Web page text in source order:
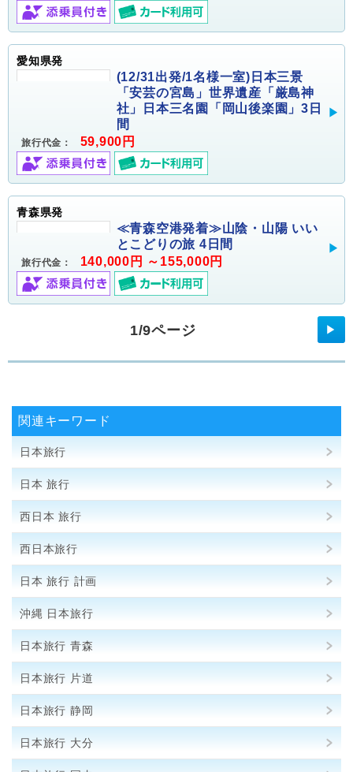
愛知県発
(12/31出発/1名様一室)日本三景
「安芸の宮島」世界遺産「厳島神
社」日本三名園「岡山後楽園」3日
間
旅行代金： 59,900円
青森県発
≪青森空港発着≫山陰・山陽 いい
とこどりの旅 4日間
旅行代金： 140,000円 ～155,000円
1/9ページ ▶
関連キーワード
日本旅行
日本 旅行
西日本 旅行
西日本旅行
日本 旅行 計画
沖縄 日本旅行
日本旅行 青森
日本旅行 片道
日本旅行 静岡
日本旅行 大分